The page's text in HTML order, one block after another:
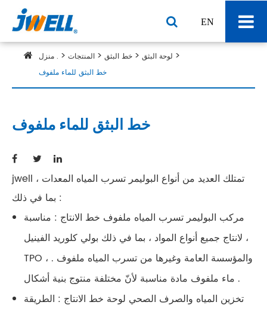
EN
منزل . المنتجات خط البثق
لوحة البثق
خط البثق للماء ملفوف
خط البثق للماء ملفوف
jwell تمتلك العديد من أنواع البوليمر تسرب المياه المعدات ،
بما في ذلك :
مركب البوليمر تسرب المياه ملفوف خط الانتاج : مناسبة
لانتاج جميع أنواع المواد ، بما في ذلك بولي كلوريد الفينيل ،
TPO ، والمؤسسة العامة وغيرها من تسرب المياه ملفوف .
ماء ملفوف مادة مناسبة لأنّ مختلفة منتوج بنية أشكال .
تخزين المياه والصرف الصحي لوحة خط الانتاج : الطريقة